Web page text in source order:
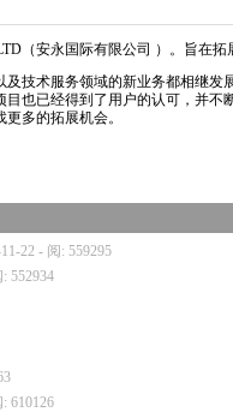
（安永国际有限公司 ）。旨在拓
技术服务领域的新业务都相继发
也已经得到了用户的认可，并不
多的拓展机会。
22 - 阅: 559295
552934
610126